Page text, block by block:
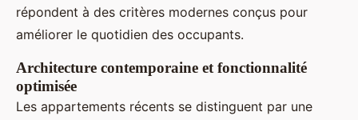
répondent à des critères modernes conçus pour
améliorer le quotidien des occupants.
Architecture contemporaine et fonctionnalité
optimisée
Les appartements récents se distinguent par une